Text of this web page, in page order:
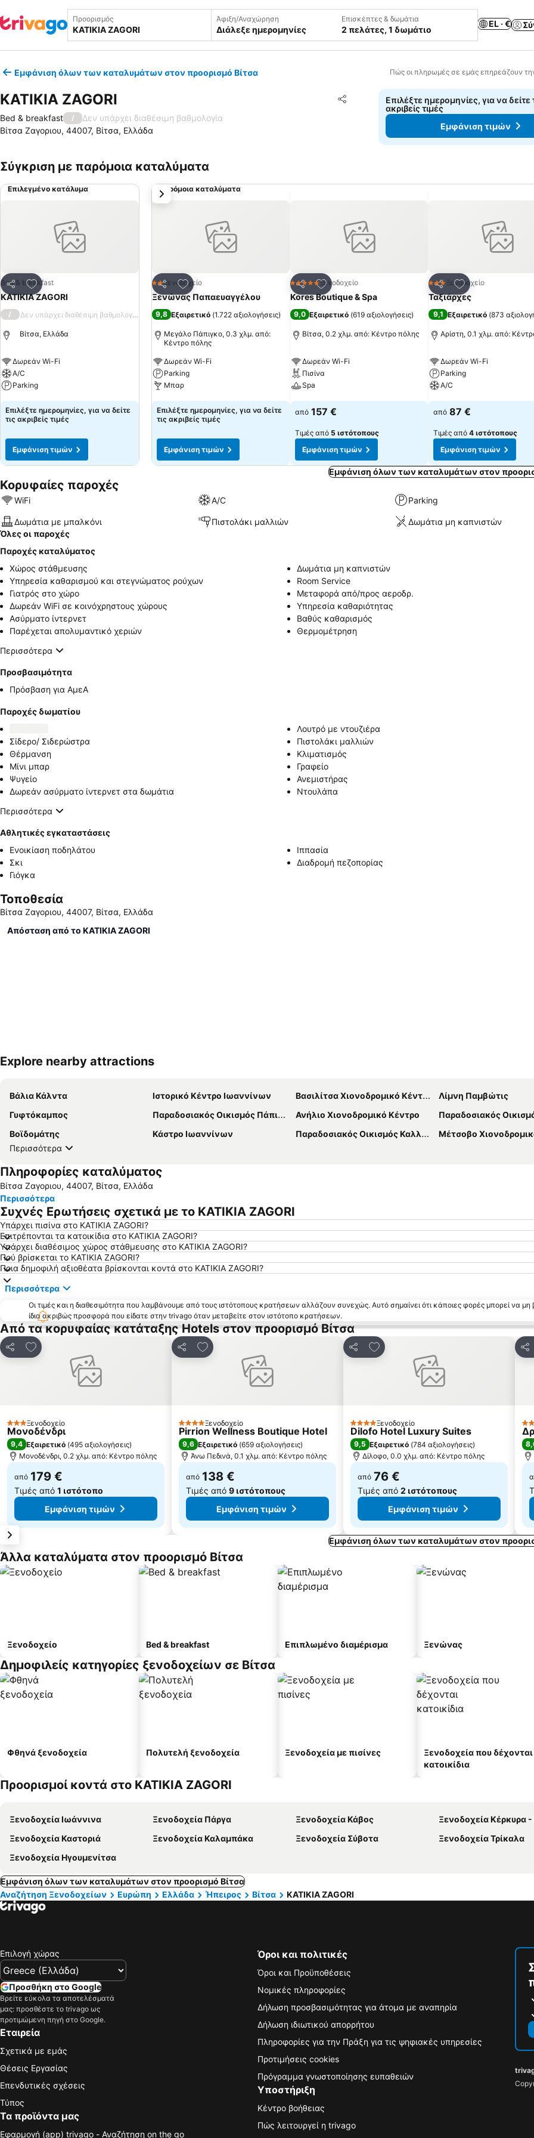
Προορισμός Άφιξη/Αναχώρηση
Διάλεξε ημερομηνίες
Επισκέπτες & δωμάτια
2 πελάτες, 1 δωμάτιο
EL · €
Εμφάνιση όλων των καταλυμάτων στον προορισμό Βίτσα Πώς οι πληρωμές σε εμάς επηρεάζουν
KATIKIA ZAGORI Κοινοποίηση
Προσθήκη στα αγαπημένα
Bed & breakfast /
Δεν υπάρχει διαθέσιμη βαθμολογία
Βίτσα Ζαγοριου, 44007, Βίτσα, Ελλάδα
Επιλέξτε ημερομηνίες, για να δείτε
ακριβείς τιμές
Εμφάνιση τιμών
Σύγκριση με παρόμοια καταλύματα
Επιλεγμένο κατάλυμα
Κοινοποίηση
Προσθήκη στα αγαπημένα
Bed & breakfast
KATIKIA ZAGORI
/ Δεν υπάρχει διαθέσιμη βαθμολογία
Βίτσα, Ελλάδα
Δωρεάν Wi-Fi
A/C
Parking
Εμφάνιση τιμών
Επιλέξτε ημερομηνίες, για να δείτε
τις ακριβείς τιμές
Εμφάνιση τιμών
Παρόμοια καταλύματα
Κοινοποίηση
Προσθήκη στα αγαπημένα
2 Αστέρια
Ξενοδοχείο
Ξενώνας Παπαευαγγέλου
9,8 Εξαιρετικό (1.722 αξιολογήσεις)
Μεγάλο Πάπιγκο, 0.3 χλμ. από:
Κέντρο πόλης
Δωρεάν Wi-Fi
Parking
Μπαρ
Εμφάνιση τιμών
Επιλέξτε ημερομηνίες, για να δείτε
τις ακριβείς τιμές
Εμφάνιση τιμών
Κοινοποίηση
Προσθήκη στα αγαπημένα
5 ΑστέριαΞενοδοχείο
Kores Boutique & Spa
9,0 Εξαιρετικό (619 αξιολογήσεις)
Βίτσα, 0.2 χλμ. από: Κέντρο πόλης
Δωρεάν Wi-Fi
Πισίνα
Spa
Εμφάνιση τιμών
από 157 €
Τιμές από 5 ιστότοπους
Εμφάνιση τιμών
Κοινοποίηση
Προσθήκη στα
3 ΑστέριαΞενοδοχείο
Ταξιάρχες
9,1 Εξαιρετικό (873
Αρίστη, 0.1 χλμ. από:
Δωρεάν Wi-Fi
Parking
A/C
Εμφάνιση τιμών
από 87 €
Τιμές από 4 ιστότοπους
Εμφάνιση τιμών
επόμενο
Εμφάνιση όλων των καταλυμάτων στον
Κορυφαίες παροχές
WiFi A/C Parking
Δωμάτια με μπαλκόνι Πιστολάκι μαλλιών
Δωμάτια μη καπνιστών
Όλες οι παροχές
Παροχές καταλύματος
Χώρος στάθμευσης
Δωμάτια μη καπνιστών
Υπηρεσία καθαρισμού και στεγνώματος ρούχων
Room Service
Γιατρός στο χώρο
Μεταφορά από/προς αεροδρ.
Δωρεάν WiFi σε κοινόχρηστους χώρους
Υπηρεσία καθαριότητας
Ασύρματο ίντερνετ
Βαθύς καθαρισμός
Παρέχεται απολυμαντικό χεριών
Θερμομέτρηση
Περισσότερα
Προσβασιμότητα
Πρόσβαση για ΑμεΑ
Παροχές δωματίου
Λουτρό με ντουζιέρα
Σίδερο/ Σιδερώστρα
Πιστολάκι μαλλιών
Θέρμανση
Κλιματισμός
Μίνι μπαρ
Γραφείο
Ψυγείο
Ανεμιστήρας
Δωρεάν ασύρματο ίντερνετ στα δωμάτια
Ντουλάπα
Περισσότερα
Αθλητικές εγκαταστάσεις
Ενοικίαση ποδηλάτου
Ιππασία
Σκι
Διαδρομή πεζοπορίας
Γιόγκα
Τοποθεσία
Βίτσα Ζαγοριου, 44007, Βίτσα, Ελλάδα
Απόσταση από το KATIKIA ZAGORI
Explore nearby attractions
Βάλια Κάλντα Ιστορικό Κέντρο Ιωαννίνων Βασιλίτσα Χιονοδρομικό Κέντρο
Λίμνη Παμβώτις
Γυφτόκαμπος
Παραδοσιακός Οικισμός Πάπιγκο Ανήλιο Χιονοδρομικό Κέντρο
Παραδοσιακός Οικισμός
Βοϊδομάτης
Κάστρο Ιωαννίνων Παραδοσιακός Οικισμός Καλλονής
Μέτσοβο
Περισσότερα
Πληροφορίες καταλύματος
Βίτσα Ζαγοριου, 44007, Βίτσα, Ελλάδα
Περισσότερα
Συχνές Ερωτήσεις σχετικά με το KATIKIA ZAGORI
Υπάρχει πισίνα στο KATIKIA ZAGORI?
Επιτρέπονται τα κατοικίδια στο KATIKIA ZAGORI?
Υπάρχει διαθέσιμος χώρος στάθμευσης στο KATIKIA ZAGORI?
Πού βρίσκεται το KATIKIA ZAGORI?
Ποια δημοφιλή αξιοθέατα βρίσκονται κοντά στο KATIKIA ZAGORI?
Περισσότερα
Οι τιμές και η διαθεσιμότητα που λαμβάνουμε από τους ιστότοπους κρατήσεων αλλάζουν συνεχώς. Αυτό σημαίνει ότι κάποιες φορές μπορεί να μη
ίδια ακριβώς προσφορά που είδατε στην trivago όταν μεταβείτε στον ιστότοπο κρατήσεων.
Από τα κορυφαίας κατάταξης Hotels στον προορισμό Βίτσα
Κοινοποίηση
Προσθήκη στα αγαπημένα
3 ΑστέριαΞενοδοχείο
Μονοδένδρι
9,4 Εξαιρετικό (495 αξιολογήσεις)
Μονοδένδρι, 0.2 χλμ. από: Κέντρο πόλης
από 179 €
Τιμές από 1 ιστότοπο
Εμφάνιση τιμών
Κοινοποίηση
Προσθήκη στα αγαπημένα
4 ΑστέριαΞενοδοχείο
Pirrion Wellness Boutique Hotel
9,6 Εξαιρετικό (659 αξιολογήσεις)
Άνω Πεδινά, 0.1 χλμ. από: Κέντρο πόλης
από 138 €
Τιμές από 9 ιστότοπους
Εμφάνιση τιμών
Κοινοποίηση
Προσθήκη στα αγαπημένα
4 ΑστέριαΞενοδοχείο
Dilofo Hotel Luxury Suites
9,5 Εξαιρετικό (784 αξιολογήσεις)
Δίλοφο, 0.0 χλμ. από: Κέντρο πόλης
από 76 €
Τιμές από 2 ιστότοπους
Εμφάνιση τιμών
4
Εμφάνιση όλων των καταλυμάτων στον
Άλλα καταλύματα στον προορισμό Βίτσα
Ξενοδοχείο Bed & breakfast Επιπλωμένο διαμέρισμα Ξενώνας
Δημοφιλείς κατηγορίες ξενοδοχείων σε Βίτσα
Φθηνά ξενοδοχεία Πολυτελή ξενοδοχεία Ξενοδοχεία με πισίνες
Ξενοδοχεία που δέχονται
κατοικίδια
Προορισμοί κοντά στο KATIKIA ZAGORI
Ξενοδοχεία Ιωάννινα Ξενοδοχεία Πάργα Ξενοδοχεία Κάβος
Ξενοδοχεία Κέρκυρα
Ξενοδοχεία Καστοριά
Ξενοδοχεία Καλαμπάκα Ξενοδοχεία Σύβοτα
Ξενοδοχεία Τρίκαλα
Ξενοδοχεία Ηγουμενίτσα
Εμφάνιση όλων των καταλυμάτων στον προορισμό Βίτσα
Αναζήτηση Ξενοδοχείων
Ευρώπη Ελλάδα Ήπειρος Βίτσα KATIKIA ZAGORI
Επιλογή χώρας
Προσθήκη στο Google
Βρείτε εύκολα τα αποτελέσματά
μας: προσθέστε το trivago ως
προτιμώμενη πηγή στο Google.
Εταιρεία
Σχετικά με εμάς
Θέσεις Εργασίας
Επενδυτικές σχέσεις
Τύπος
Τα προϊόντα μας
Εφαρμογή (app) trivago - Αναζήτηση on the go
Όροι και πολιτικές
Όροι και Προϋποθέσεις
Νομικές πληροφορίες
Δήλωση προσβασιμότητας για άτομα με αναπηρία
Δήλωση ιδιωτικού απορρήτου
Πληροφορίες για την Πράξη για τις ψηφιακές υπηρεσίες
Προτιμήσεις cookies
Πρόγραμμα γνωστοποίησης ευπαθειών
Υποστήριξη
Κέντρο βοήθειας
Πώς λειτουργεί η trivago